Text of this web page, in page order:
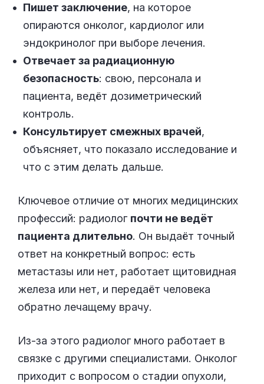
Пишет заключение, на которое
опираются онколог, кардиолог или
эндокринолог при выборе лечения.
Отвечает за радиационную
безопасность: свою, персонала и
пациента, ведёт дозиметрический
контроль.
Консультирует смежных врачей,
объясняет, что показало исследование и
что с этим делать дальше.
Ключевое отличие от многих медицинских
профессий: радиолог почти не ведёт
пациента длительно. Он выдаёт точный
ответ на конкретный вопрос: есть
метастазы или нет, работает щитовидная
железа или нет, и передаёт человека
обратно лечащему врачу.
Из-за этого радиолог много работает в
связке с другими специалистами. Онколог
приходит с вопросом о стадии опухоли,